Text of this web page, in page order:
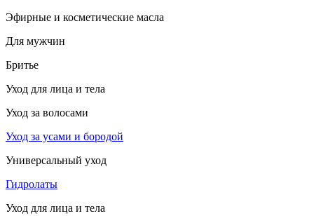
Эфирные и косметические масла
Для мужчин
Бритье
Уход для лица и тела
Уход за волосами
Уход за усами и бородой
Универсальный уход
Гидролаты
Уход для лица и тела